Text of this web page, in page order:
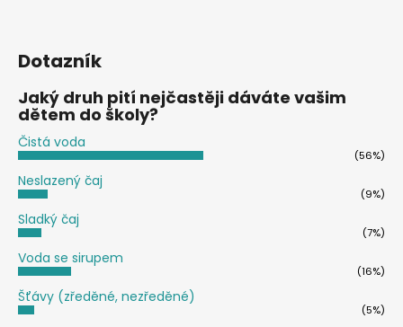
Dotazník
Jaký druh pití nejčastěji dáváte vašim
dětem do školy?
Čistá voda
(56%)
Neslazený čaj
(9%)
Sladký čaj
(7%)
Voda se sirupem
(16%)
Šťávy (zředěné, nezředěné)
(5%)